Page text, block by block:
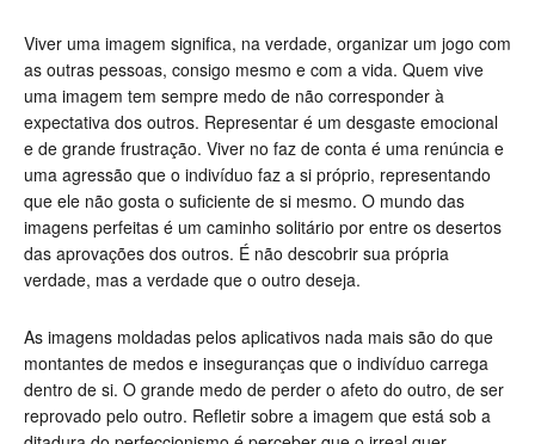
Viver uma imagem significa, na verdade, organizar um jogo com
as outras pessoas, consigo mesmo e com a vida. Quem vive
uma imagem tem sempre medo de não corresponder à
expectativa dos outros. Representar é um desgaste emocional
e de grande frustração. Viver no faz de conta é uma renúncia e
uma agressão que o indivíduo faz a si próprio, representando
que ele não gosta o suficiente de si mesmo. O mundo das
imagens perfeitas é um caminho solitário por entre os desertos
das aprovações dos outros. É não descobrir sua própria
verdade, mas a verdade que o outro deseja.
As imagens moldadas pelos aplicativos nada mais são do que
montantes de medos e inseguranças que o indivíduo carrega
dentro de si. O grande medo de perder o afeto do outro, de ser
reprovado pelo outro. Refletir sobre a imagem que está sob a